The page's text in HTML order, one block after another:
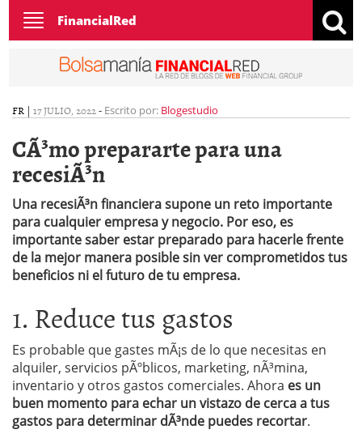
Toggle
navigation
FinancialRed
FR | 17 JULIO, 2022- Escrito por: Blogestudio
CÃ³mo prepararte para una
recesiÃ³n
Una recesiÃ³n financiera supone un reto importante
para cualquier empresa y negocio. Por eso, es
importante saber estar preparado para hacerle frente
de la mejor manera posible sin ver comprometidos tus
beneficios ni el futuro de tu empresa.
1. Reduce tus gastos
Es probable que gastes mÃ¡s de lo que necesitas en
alquiler, servicios pÃºblicos, marketing, nÃ³mina,
inventario y otros gastos comerciales. Ahora es un
buen momento para echar un vistazo de cerca a tus
gastos para determinar dÃ³nde puedes recortar.